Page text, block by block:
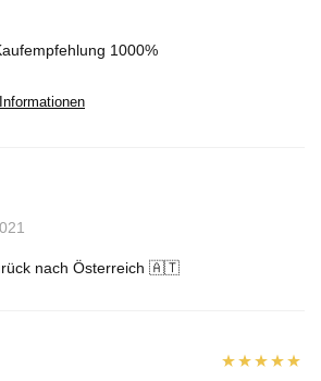
1000%
nach Österreich 🇦🇹